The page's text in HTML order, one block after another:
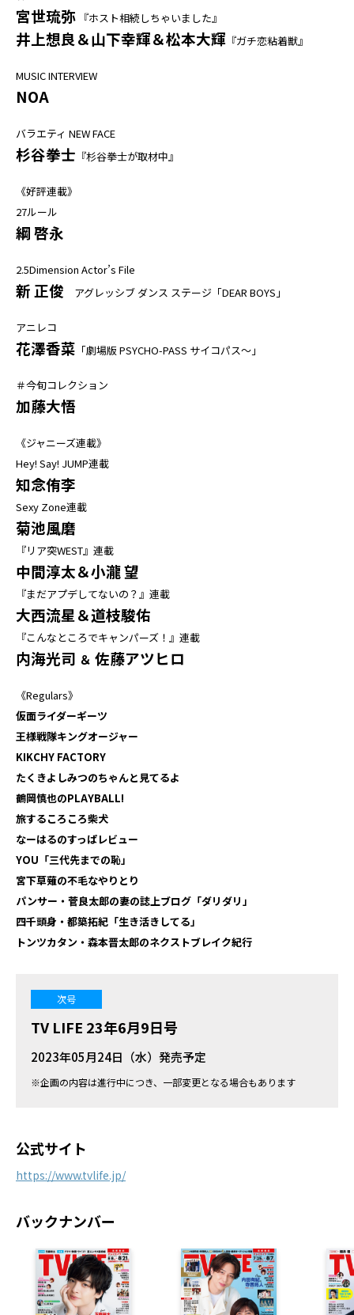
宮世琉弥 『ホスト相続しちゃいました』
井上想良＆山下幸輝＆松本大輝 『ガチ恋粘着獣』
MUSIC INTERVIEW
NOA
バラエティ NEW FACE
杉谷拳士 『杉谷拳士が取材中』
《好評連載》
27ルール
綱 啓永
2.5Dimension Actor’s File
新 正俊 アグレッシブ ダンス ステージ「DEAR BOYS」
アニレコ
花澤香菜 「劇場版 PSYCHO-PASS サイコパス～」
＃今旬コレクション
加藤大悟
《ジャニーズ連載》
Hey! Say! JUMP連載
知念侑李
Sexy Zone連載
菊池風磨
『リア突WEST』連載
中間淳太＆小瀧 望
『まだアプデしてないの？』連載
大西流星＆道枝駿佑
『こんなところでキャンパーズ！』連載
内海光司 ＆ 佐藤アツヒロ
《Regulars》
仮面ライダーギーツ
王様戦隊キングオージャー
KIKCHY FACTORY
たくきよしみつのちゃんと見てるよ
鶴岡慎也のPLAYBALL!
旅するころころ柴犬
なーはるのすっぱレビュー
YOU「三代先までの恥」
宮下草薙の不毛なやりとり
パンサー・菅良太郎の妻の誌上ブログ「ダリダリ」
四千頭身・都築拓紀「生き活きしてる」
トンツカタン・森本晋太郎のネクストブレイク紀行
次号
TV LIFE 23年6月9日号
2023年05月24日（水）発売予定
※企画の内容は進行中につき、一部変更となる場合もあります
公式サイト
https://www.tvlife.jp/
バックナンバー